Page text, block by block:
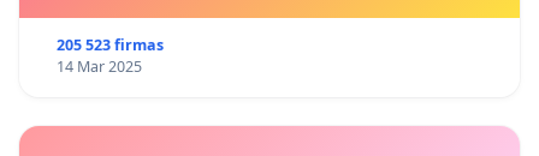
205 523 firmas
14 Mar 2025